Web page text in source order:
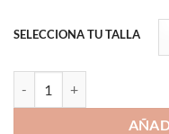
SELECCIONA TU TALLA